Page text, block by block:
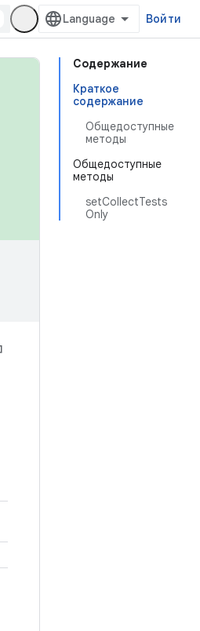
Войти
Содержание
Краткое
содержание
Общедоступные
методы
Общедоступные
методы
setCollectTests
Only